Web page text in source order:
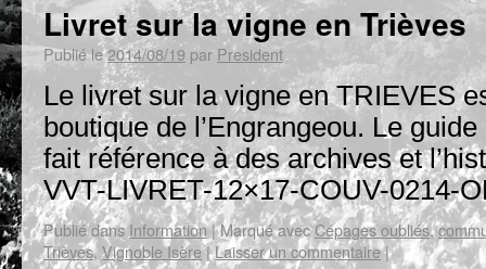
Livret sur la vigne en Trièves
Publié le2014/08/19 par President
Le livret sur la vigne en TRIEVES
boutique de l’Engrangeou. Le
fait référence à des archives et
VVT-LIVRET-12×17-COUV-0214-
Publié dans Information|Marqué avecCépages oubliés,
Trièves, Vignoble Isère|Laisser un commentaire|